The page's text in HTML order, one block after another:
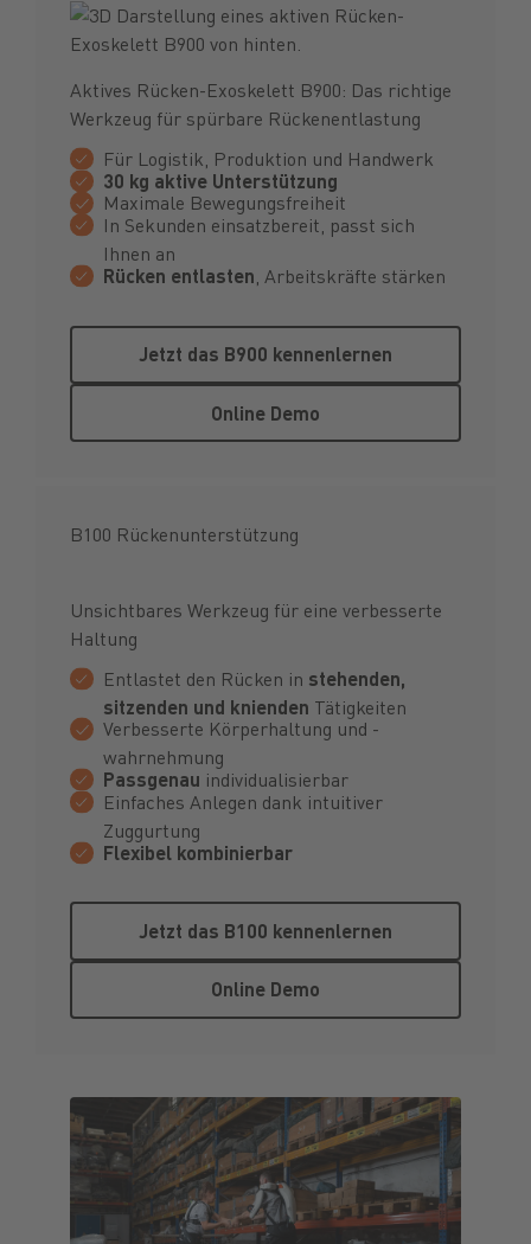
Aktives Rücken-Exoskelett B900: Das richtige
Werkzeug für spürbare Rückenentlastung
Für Logistik, Produktion und Handwerk
30 kg aktive Unterstützung
Maximale Bewegungsfreiheit
In Sekunden einsatzbereit, passt sich
Ihnen an
Rücken entlasten , Arbeitskräfte stärken
Jetzt das B900 kennenlernen
Jetzt das B900 kennenlernen
Online Demo
B100 Rückenunterstützung
Unsichtbares Werkzeug für eine verbesserte
Haltung
Entlastet den Rücken in stehenden,
sitzenden und knienden Tätigkeiten
Verbesserte Körperhaltung und -
wahrnehmung
Passgenau individualisierbar
Einfaches Anlegen dank intuitiver
Zuggurtung
Flexibel kombinierbar
Jetzt das B100 kennenlernen
Jetzt das B100 kennenlernen
Online Demo